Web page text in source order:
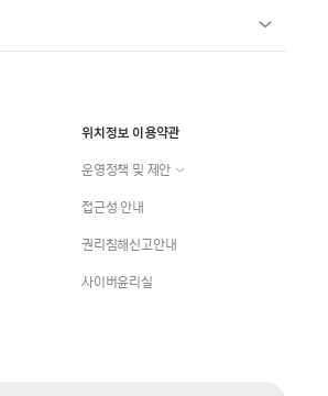
위치정보 이용약관
운영정책 및 제안
접근성 안내
권리침해신고안내
사이버윤리실